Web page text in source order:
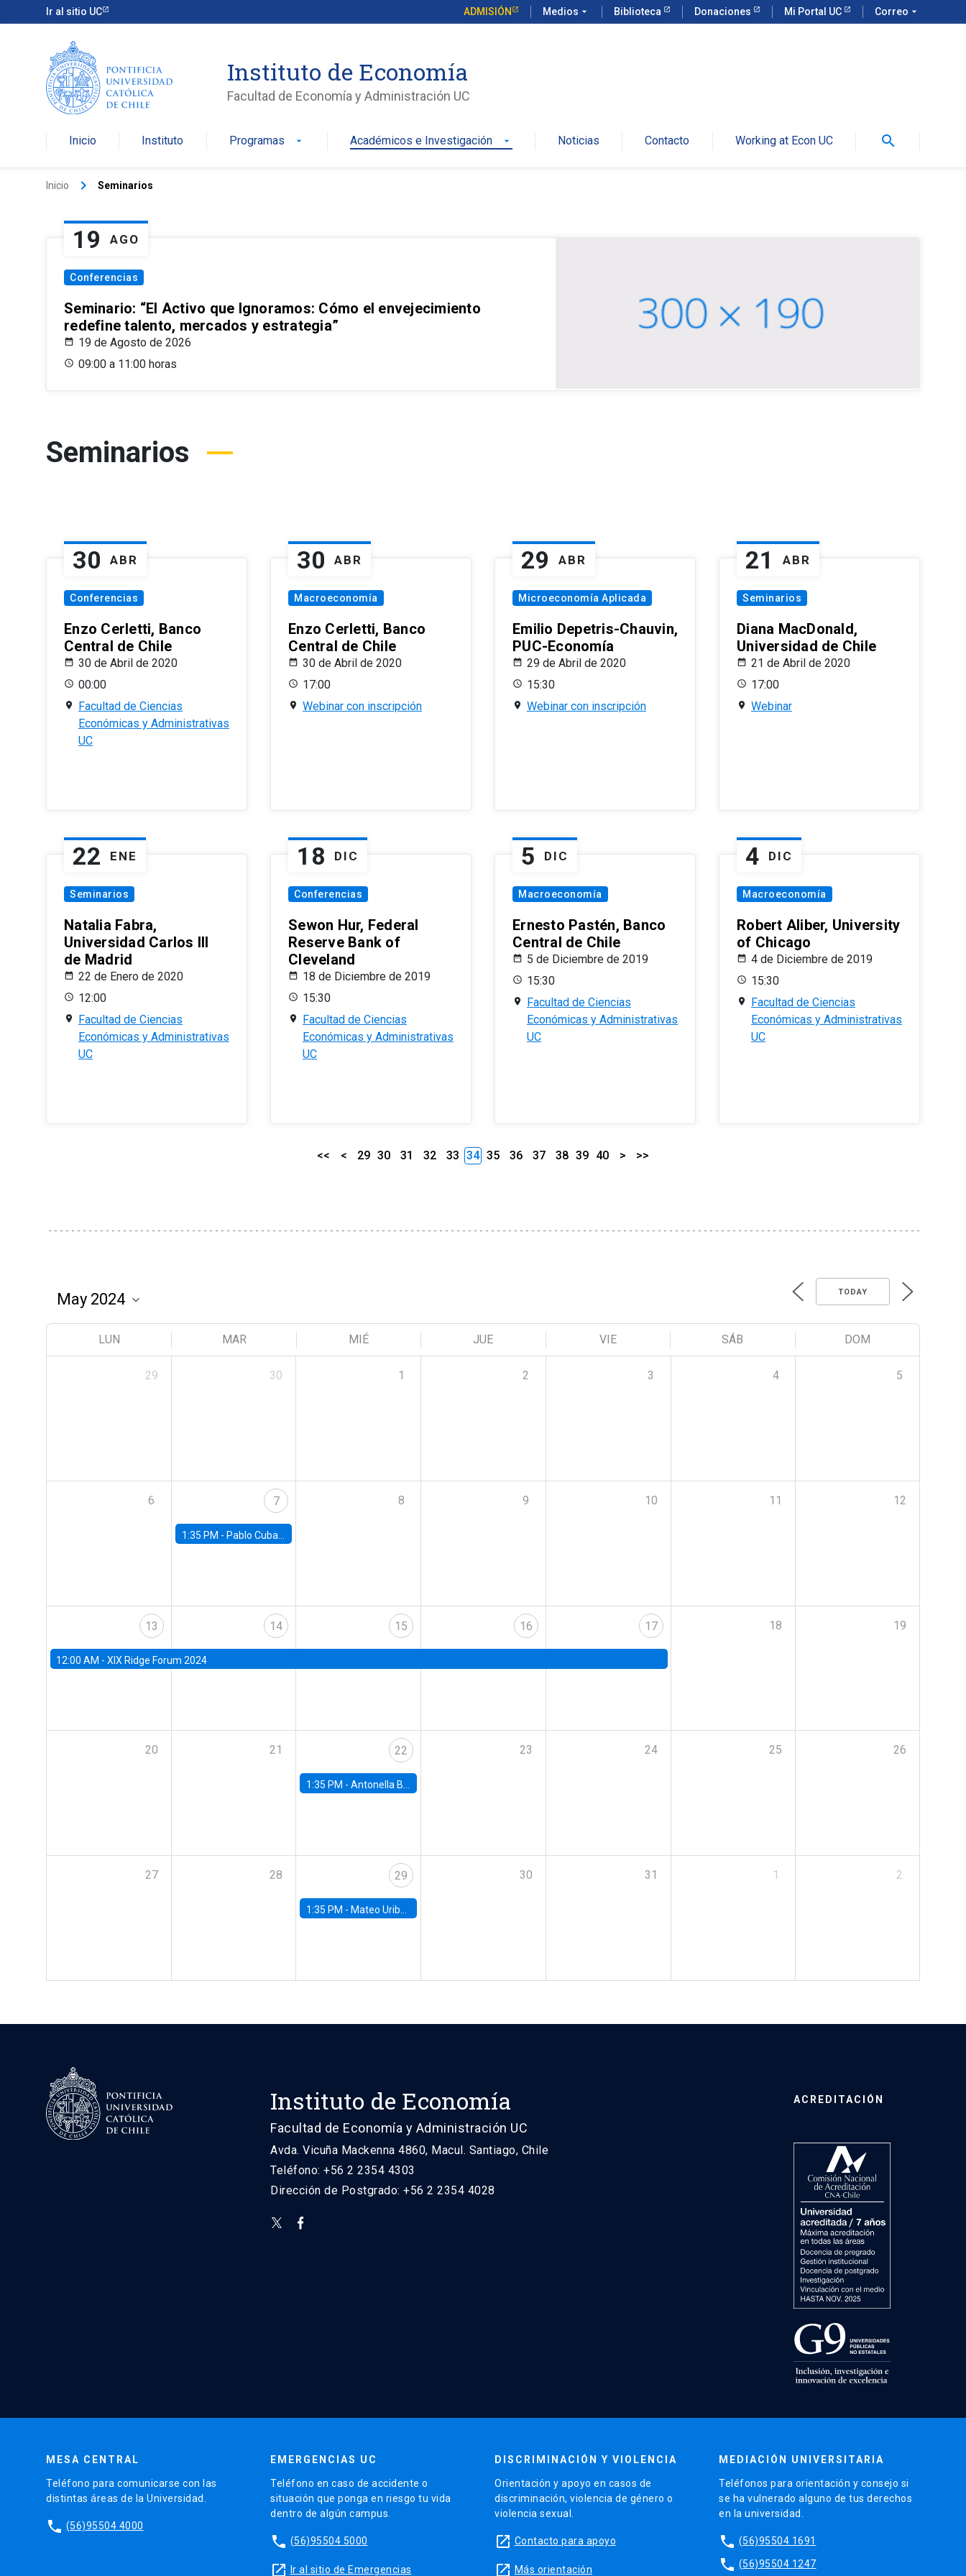
Ir al sitio UC ADMISIÓN Medios arrow_drop_down Biblioteca Donaciones Mi Portal UC Correo arrow_drop_down
Instituto de Economía
Facultad de Economía y Administración UC
Inicio Instituto Programas arrow_drop_down Académicos e Investigación arrow_drop_down Noticias Contacto Working at Econ UC search
Inicio keyboard_arrow_right Seminarios
19 AGO
Conferencias
Seminario: “El Activo que Ignoramos: Cómo el envejecimiento
redefine talento, mercados y estrategia”
19 de Agosto de 2026
09:00 a 11:00 horas
Seminarios
30 ABR
Conferencias
Enzo Cerletti, Banco
Central de Chile
30 de Abril de 2020
00:00
Facultad de Ciencias
Económicas y Administrativas
UC
30 ABR
Macroeconomía
Enzo Cerletti, Banco
Central de Chile
30 de Abril de 2020
17:00
Webinar con inscripción
29 ABR
Microeconomía Aplicada
Emilio Depetris-Chauvin,
PUC-Economía
29 de Abril de 2020
15:30
Webinar con inscripción
21 ABR
Seminarios
Diana MacDonald,
Universidad de Chile
21 de Abril de 2020
17:00
Webinar
22 ENE
Seminarios
Natalia Fabra,
Universidad Carlos III
de Madrid
22 de Enero de 2020
12:00
Facultad de Ciencias
Económicas y Administrativas
UC
18 DIC
Conferencias
Sewon Hur, Federal
Reserve Bank of
Cleveland
18 de Diciembre de 2019
15:30
Facultad de Ciencias
Económicas y Administrativas
UC
5 DIC
Macroeconomía
Ernesto Pastén, Banco
Central de Chile
5 de Diciembre de 2019
15:30
Facultad de Ciencias
Económicas y Administrativas
UC
4 DIC
Macroeconomía
Robert Aliber, University
of Chicago
4 de Diciembre de 2019
15:30
Facultad de Ciencias
Económicas y Administrativas
UC
<< < 29 30 31 32 33 34 35 36 37 38 39 40 > >>
TODAY
LUN MAR MIÉ JUE VIE SÁB DOM
29 30 1 2 3 4 5
6 7
1:35 PM - Pablo Cuba, FED Board
8 9 10 11 12
13
12:00 AM - XIX Ridge Forum 2024
14 15 16 17 18 19
20 21 22
1:35 PM -Antonella Bancalari, Institute for Fiscal Studies (IFS) and Research Associate at University College London (UCL)
23 24 25 26
27 28 29
1:35 PM - Mateo Uribe-Castro, Universidad de los Andes (Colombia)
30 31 1 2
Instituto de Economía
Facultad de Economía y Administración UC
Avda. Vicuña Mackenna 4860, Macul. Santiago, Chile
Teléfono: +56 2 2354 4303
Dirección de Postgrado: +56 2 2354 4028
ACREDITACIÓN
MESA CENTRAL
Teléfono para comunicarse con las
distintas áreas de la Universidad.
phone (56)95504 4000
EMERGENCIAS UC
Teléfono en caso de accidente o
situación que ponga en riesgo tu vida
dentro de algún campus.
phone (56)95504 5000
launch Ir al sitio de Emergencias
DISCRIMINACIÓN Y VIOLENCIA
Orientación y apoyo en casos de
discriminación, violencia de género o
violencia sexual.
launch Contacto para apoyo
launch Más orientación
MEDIACIÓN UNIVERSITARIA
Teléfonos para orientación y consejo si
se ha vulnerado alguno de tus derechos
en la universidad.
phone (56)95504 1691
phone (56)95504 1247